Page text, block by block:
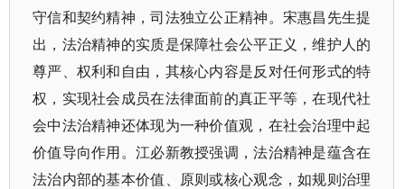
守信和契约精神，司法独立公正精神。宋惠昌先生提
出，法治精神的实质是保障社会公平正义，维护人的
尊严、权利和自由，其核心内容是反对任何形式的特
权，实现社会成员在法律面前的真正平等，在现代社
会中法治精神还体现为一种价值观，在社会治理中起
价值导向作用。江必新教授强调，法治精神是蕴含在
法治内部的基本价值、原则或核心观念，如规则治理